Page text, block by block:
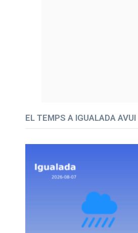
EL TEMPS A IGUALADA AVUI